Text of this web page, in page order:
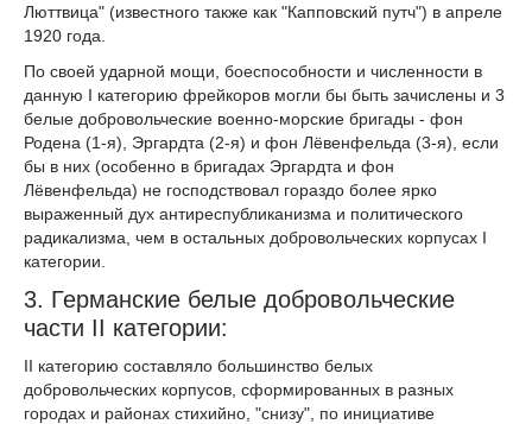
Люттвица" (известного также как "Капповский путч") в апреле
1920 года.
По своей ударной мощи, боеспособности и численности в
данную I категорию фрейкоров могли бы быть зачислены и 3
белые добровольческие военно-морские бригады - фон
Родена (1-я), Эргардта (2-я) и фон Лёвенфельда (3-я), если
бы в них (особенно в бригадах Эргардта и фон
Лёвенфельда) не господствовал гораздо более ярко
выраженный дух антиреспубликанизма и политического
радикализма, чем в остальных добровольческих корпусах I
категории.
3. Германские белые добровольческие
части II категории:
II категорию составляло большинство белых
добровольческих корпусов, сформированных в разных
городах и районах стихийно, "снизу", по инициативе